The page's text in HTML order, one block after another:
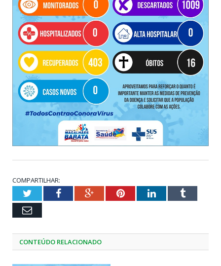
COMPARTILHAR:
TwitterFacebookGoogle+PinterestLinkedInTumblr
Email
CONTEÚDO RELACIONADO